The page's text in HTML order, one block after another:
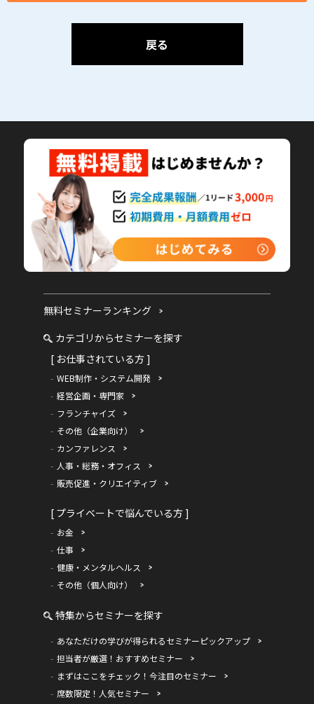
戻る
無料セミナーランキング
カテゴリからセミナーを探す
[ お仕事されている方 ]
WEB制作・システム開発
経営企画・専門家
フランチャイズ
その他（企業向け）
カンファレンス
人事・総務・オフィス
販売促進・クリエイティブ
[ プライベートで悩んでいる方 ]
お金
仕事
健康・メンタルヘルス
その他（個人向け）
特集からセミナーを探す
あなただけの学びが得られるセミナーピックアップ
担当者が厳選！おすすめセミナー
まずはここをチェック！今注目のセミナー
席数限定！人気セミナー